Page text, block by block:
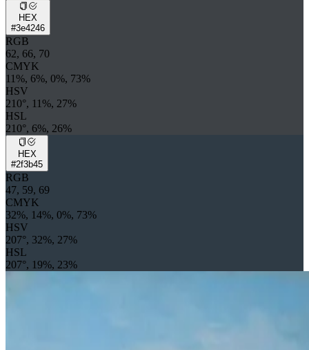
HEX
#3e4246
RGB
62, 66, 70
CMYK
11%, 6%, 0%, 73%
HSV
210°, 11%, 27%
HSL
210°, 6%, 26%
HEX
#2f3b45
RGB
47, 59, 69
CMYK
32%, 14%, 0%, 73%
HSV
207°, 32%, 27%
HSL
207°, 19%, 23%